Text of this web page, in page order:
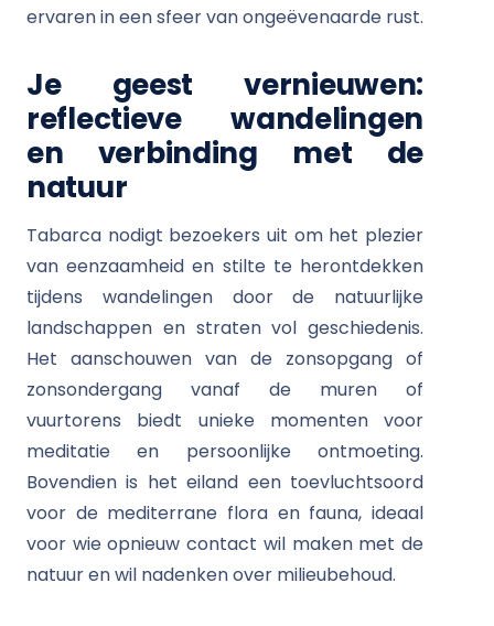
ervaren in een sfeer van ongeëvenaarde rust.
Je geest vernieuwen:
reflectieve wandelingen
en verbinding met de
natuur
Tabarca nodigt bezoekers uit om het plezier
van eenzaamheid en stilte te herontdekken
tijdens wandelingen door de natuurlijke
landschappen en straten vol geschiedenis.
Het aanschouwen van de zonsopgang of
zonsondergang vanaf de muren of
vuurtorens biedt unieke momenten voor
meditatie en persoonlijke ontmoeting.
Bovendien is het eiland een toevluchtsoord
voor de mediterrane flora en fauna, ideaal
voor wie opnieuw contact wil maken met de
natuur en wil nadenken over milieubehoud.